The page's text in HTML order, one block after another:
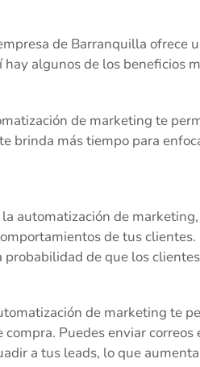
de Barranquilla ofrece
algunos de los beneficios
de marketing te
brinda más tiempo para
automatización de
de tus
de que los
de marketing te
Puedes enviar
a tus leads, lo que